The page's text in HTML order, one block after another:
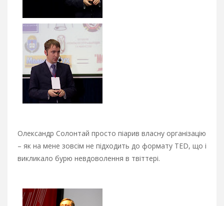
Олександр Солонтай просто піарив власну організацію
– як на мене зовсім не підходить до формату TED, що і
викликало бурю невдоволення в твіттері.